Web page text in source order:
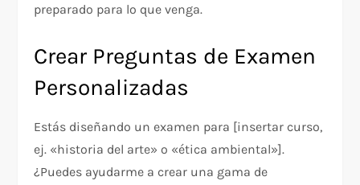
preparado para lo que venga.
Crear Preguntas de Examen
Personalizadas
Estás diseñando un examen para [insertar curso,
ej. «historia del arte» o «ética ambiental»].
¿Puedes ayudarme a crear una gama de